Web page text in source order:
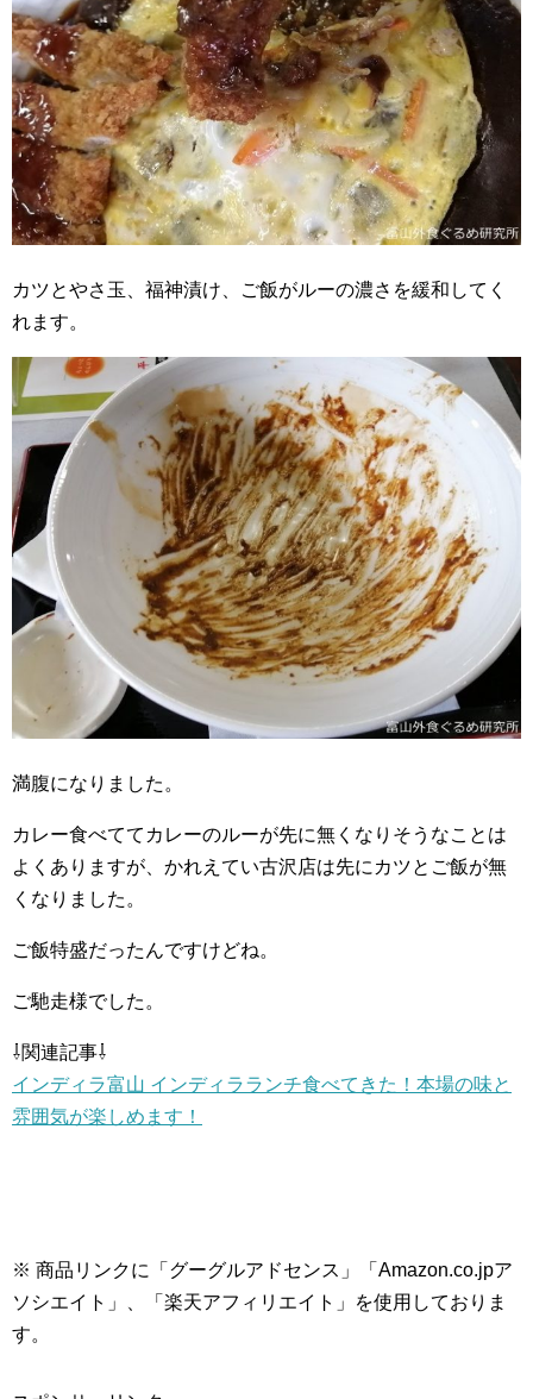
カツとやさ玉、福神漬け、ご飯がルーの濃さを緩和してく
れます。
満腹になりました。
カレー食べててカレーのルーが先に無くなりそうなことは
よくありますが、かれえてい古沢店は先にカツとご飯が無
くなりました。
ご飯特盛だったんですけどね。
ご馳走様でした。
⇩関連記事⇩
インディラ富山 インディラランチ食べてきた！本場の味と
雰囲気が楽しめます！
※ 商品リンクに「グーグルアドセンス」「Amazon.co.jpア
ソシエイト」、「楽天アフィリエイト」を使用しておりま
す。